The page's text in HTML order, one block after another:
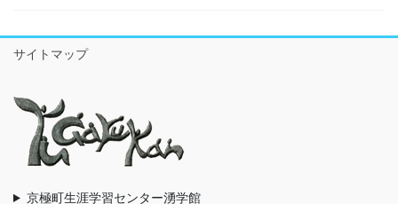
サイトマップ
京極町生涯学習センター湧学館